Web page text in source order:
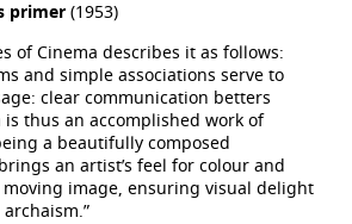
primer(1953)
of Cinema describes it as follows:
and simple associations serve to
clear communication betters
thus an accomplished work of
a beautifully composed
an artist’s feel for colour and
image, ensuring visual delight